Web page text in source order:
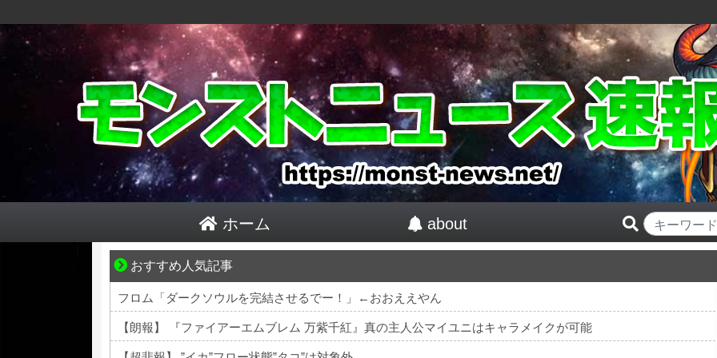
ホーム about
おすすめ人気記事
妻との生活が、夫をうつへ追い込んだ現実
フロム「ダークソウルを完結させるでー！」←おおええやん
【朗報】 『ファイアーエムブレム 万紫千紅』真の主人公マイユニはキャラメイクが可能